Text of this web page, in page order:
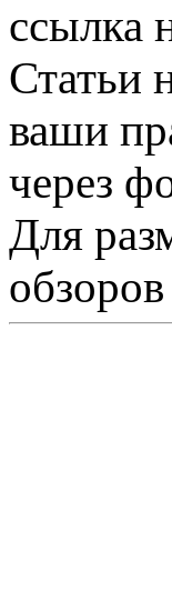
ссылка
Статьи
ваши
через
Для